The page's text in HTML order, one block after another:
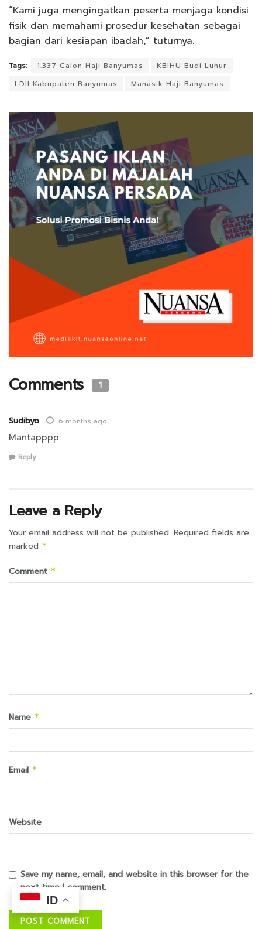
“Kami juga mengingatkan peserta menjaga kondisi
fisik dan memahami prosedur kesehatan sebagai
bagian dari kesiapan ibadah,” tuturnya.
Tags: 1.337 Calon Haji Banyumas
KBIHU Budi Luhur
LDII Kabupaten Banyumas
Manasik Haji Banyumas
Comments 1
Sudibyo 6 months ago
Mantapppp
Reply
Leave a Reply
Your email address will not be published. Required fields are
marked *
Comment *
Name *
Email *
Website
Save my name, email, and website in this browser for the
next time I comment.
ID